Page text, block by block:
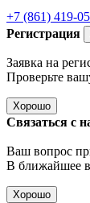
+7 (861) 419-
Регистрация
Заявка на
Проверьте
Хорошо
Связаться с
Ваш вопрос
В ближайшее
Хорошо